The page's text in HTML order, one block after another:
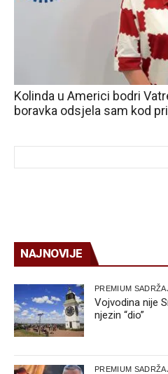
Kolinda u Americi bodri
boravka odsjela sam kod
NAJNOVIJE
PREMIUM
Vojvodina nije
njezin “dio”
PREMIUM